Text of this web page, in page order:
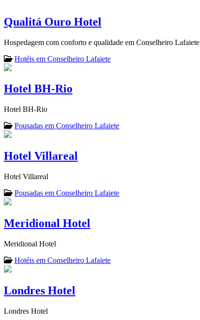
Qualitá Ouro Hotel
Hospedagem com conforto e qualidade em Conselheiro Lafaiete
Hotéis em Conselheiro Lafaiete
Hotel BH-Rio
Hotel BH-Rio
Pousadas em Conselheiro Lafaiete
Hotel Villareal
Hotel Villareal
Pousadas em Conselheiro Lafaiete
Meridional Hotel
Meridional Hotel
Hotéis em Conselheiro Lafaiete
Londres Hotel
Londres Hotel